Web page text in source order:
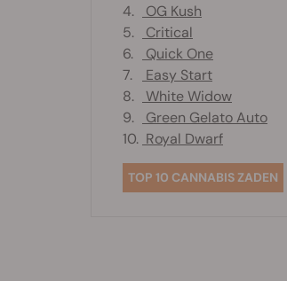
4.
OG Kush
5.
Critical
6.
Quick One
7.
Easy Start
8.
White Widow
9.
Green Gelato Auto
10. Royal Dwarf
TOP 10 CANNABIS ZADEN